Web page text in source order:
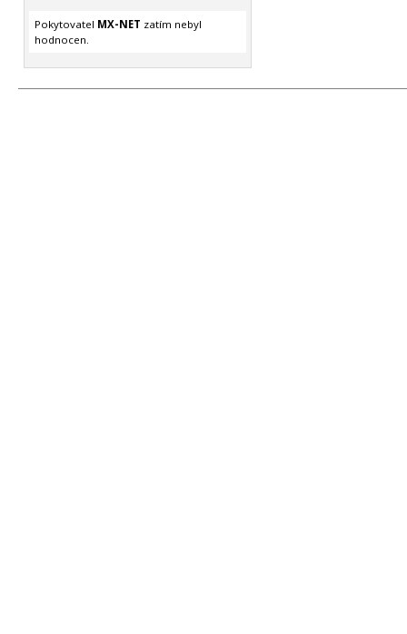
Pokytovatel MX-NET zatím nebyl
hodnocen.